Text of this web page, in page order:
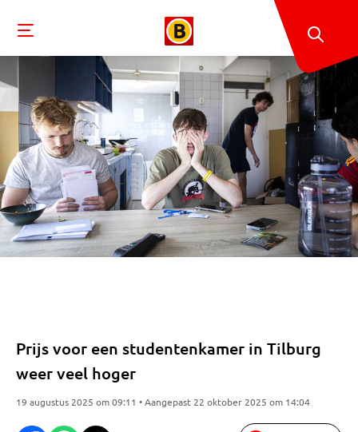
Prijs voor een studentenkamer in Tilburg
weer veel hoger
19 augustus 2025 om 09:11 • Aangepast 22 oktober 2025 om 14:04